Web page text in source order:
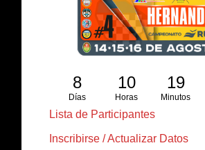
8
Días
10
Horas
19
Minutos
Lista de Participantes
Inscribirse / Actualizar Datos